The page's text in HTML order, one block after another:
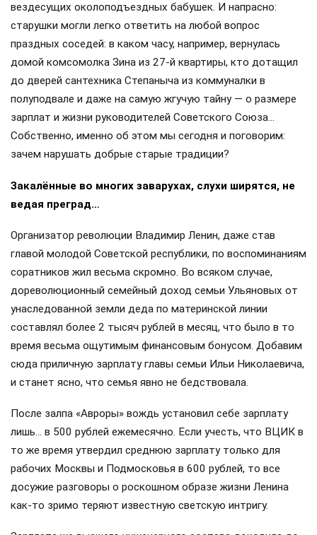
вездесущих околоподъездных бабушек. И напрасно:
старушки могли легко ответить на любой вопрос
праздных соседей: в каком часу, например, вернулась
домой комсомолка Зина из 27-й квартиры, кто дотащил
до дверей сантехника Степаныча из коммуналки в
полуподвале и даже на самую жгучую тайну — о размере
зарплат и жизни руководителей Советского Союза…
Собственно, именно об этом мы сегодня и поговорим:
зачем нарушать добрые старые традиции?
Закалённые во многих заварухах, слухи ширятся, не
ведая преград…
Организатор революции Владимир Ленин, даже став
главой молодой Советской республики, по воспоминаниям
соратников жил весьма скромно. Во всяком случае,
дореволюционный семейный доход семьи Ульяновых от
унаследованной земли деда по материнской линии
составлял более 2 тысяч рублей в месяц, что было в то
время весьма ощутимым финансовым бонусом. Добавим
сюда приличную зарплату главы семьи Ильи Николаевича,
и станет ясно, что семья явно не бедствовала.
После залпа «Авроры» вождь установил себе зарплату
лишь… в 500 рублей ежемесячно. Если учесть, что ВЦИК в
то же время утвердил среднюю зарплату только для
рабочих Москвы и Подмосковья в 600 рублей, то все
досужие разговоры о роскошном образе жизни Ленина
как-то зримо теряют известную светскую интригу.